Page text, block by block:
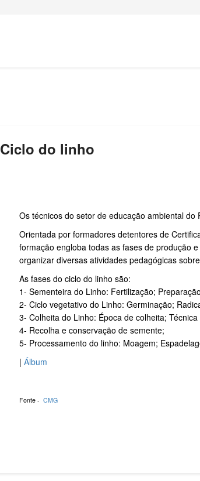
Ciclo do linho
Os técnicos do setor de educação ambiental
Orientada por formadores detentores de
formação engloba todas as fases de produção
organizar diversas atividades pedagógicas
As fases do ciclo do linho são:
1- Sementeira do Linho: Fertilização;
2- Ciclo vegetativo do Linho: Germinação;
3- Colheita do Linho: Época de colheita;
4- Recolha e conservação de semente;
5- Processamento do linho: Moagem;
| Álbum
Fonte - CMG